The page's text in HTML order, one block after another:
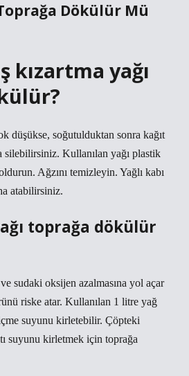
Dökülür Mü
kızartma yağı
düşükse, soğutulduktan sonra kağıt
silebilirsiniz. Kullanılan yağı plastik
Ağzını temizleyin. Yağlı kabı
atabilirsiniz.
toprağa dökülür
sudaki oksijen azalmasına yol açar
riske atar. Kullanılan 1 litre yağ
suyunu kirletebilir. Çöpteki
suyunu kirletmek için toprağa